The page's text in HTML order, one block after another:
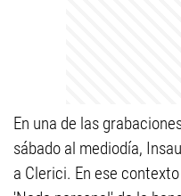
En una de las
sábado al mediodía,
a Clerici. En ese